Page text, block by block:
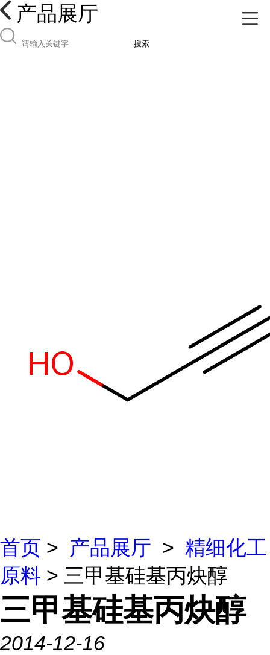
产品展厅
搜索
首页 > 产品展厅 > 精细化工
原料 > 三甲基硅基丙炔醇
三甲基硅基丙炔醇
2014-12-16